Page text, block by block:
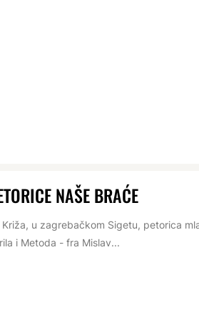
NAŠE BRAĆE
u zagrebačkom Sigetu, petorica
i Metoda - fra Mislav...